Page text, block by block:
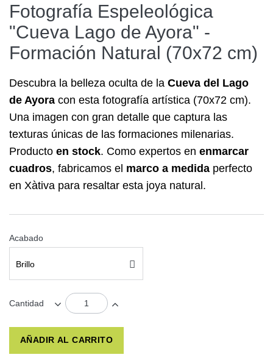
Fotografía Espeleológica
"Cueva Lago de Ayora" -
Formación Natural (70x72 cm)
Descubra la belleza oculta de la Cueva del Lago
de Ayora con esta fotografía artística (70x72 cm).
Una imagen con gran detalle que captura las
texturas únicas de las formaciones milenarias.
Producto en stock. Como expertos en enmarcar
cuadros, fabricamos el marco a medida perfecto
en Xàtiva para resaltar esta joya natural.
Acabado
Brillo
Cantidad
AÑADIR AL CARRITO